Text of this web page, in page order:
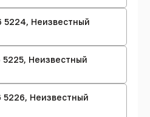
Неизвестный
Неизвестный
Неизвестный